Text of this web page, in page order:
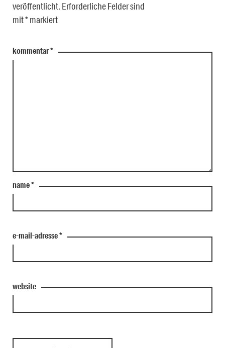
veröffentlicht. Erforderliche Felder sind
mit*markiert
kommentar*
name*
e-mail-adresse*
website